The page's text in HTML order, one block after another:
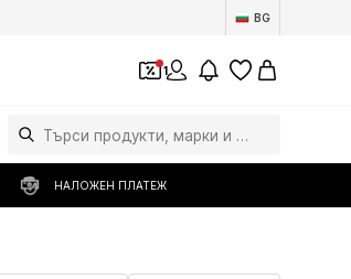
BG
1
НАЛОЖЕН ПЛАТЕЖ